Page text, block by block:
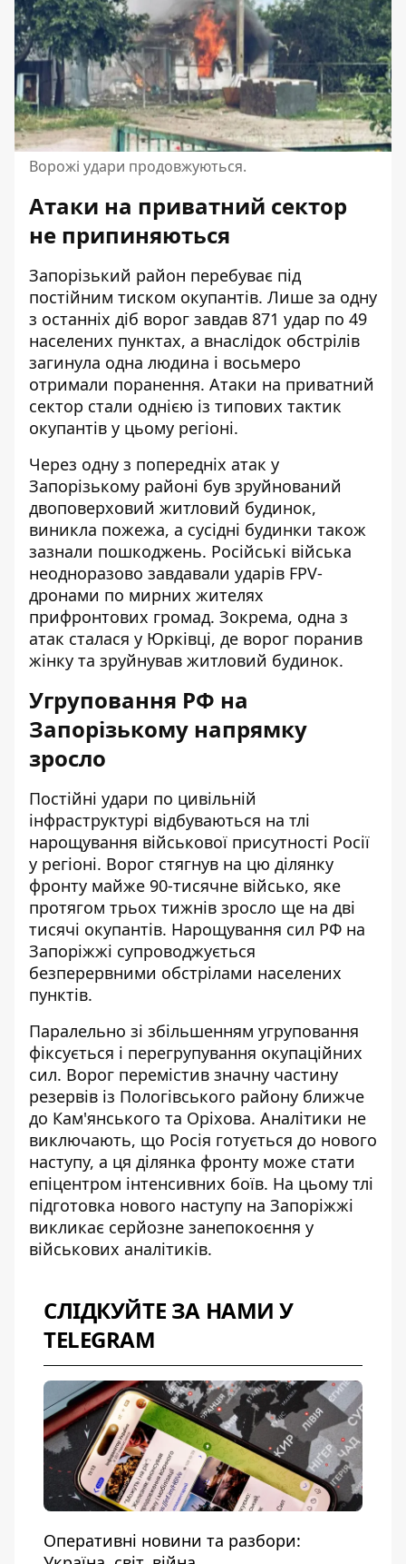
Ворожі удари продовжуються.
Атаки на приватний сектор
не припиняються
Запорізький район перебуває під
постійним тиском окупантів. Лише за одну
з останніх діб ворог завдав 871 удар по 49
населених пунктах, а внаслідок обстрілів
загинула одна людина і восьмеро
отримали поранення. Атаки на приватний
сектор стали однією із типових тактик
окупантів у цьому регіоні.
Через одну з попередніх атак у
Запорізькому районі був зруйнований
двоповерховий житловий будинок,
виникла пожежа, а сусідні будинки також
зазнали пошкоджень. Російські війська
неодноразово завдавали ударів FPV-
дронами по мирних жителях
прифронтових громад. Зокрема, одна з
атак сталася у Юрківці, де ворог поранив
жінку та зруйнував житловий будинок.
Угруповання РФ на
Запорізькому напрямку
зросло
Постійні удари по цивільній
інфраструктурі відбуваються на тлі
нарощування військової присутності Росії
у регіоні. Ворог стягнув на цю ділянку
фронту майже 90-тисячне військо, яке
протягом трьох тижнів зросло ще на дві
тисячі окупантів. Нарощування сил РФ на
Запоріжжі супроводжується
безперервними обстрілами населених
пунктів.
Паралельно зі збільшенням угруповання
фіксується і перегрупування окупаційних
сил. Ворог перемістив значну частину
резервів із Пологівського району ближче
до Кам'янського та Оріхова. Аналітики не
виключають, що Росія готується до нового
наступу, а ця ділянка фронту може стати
епіцентром інтенсивних боїв. На цьому тлі
підготовка нового наступу на Запоріжжі
викликає серйозне занепокоєння у
військових аналітиків.
СЛІДКУЙТЕ ЗА НАМИ У
TELEGRAM
Оперативні новини та разбори: